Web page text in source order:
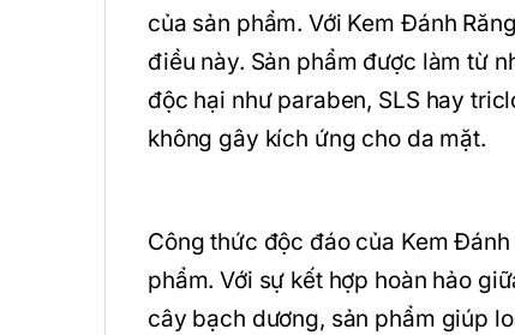
của sản phẩm. Với Kem Đánh
điều này. Sản phẩm được làm từ
độc hại như paraben, SLS hay
không gây kích ứng cho da mặt.
Công thức độc đáo của Kem
phẩm. Với sự kết hợp hoàn hảo
cây bạch dương, sản phẩm giúp